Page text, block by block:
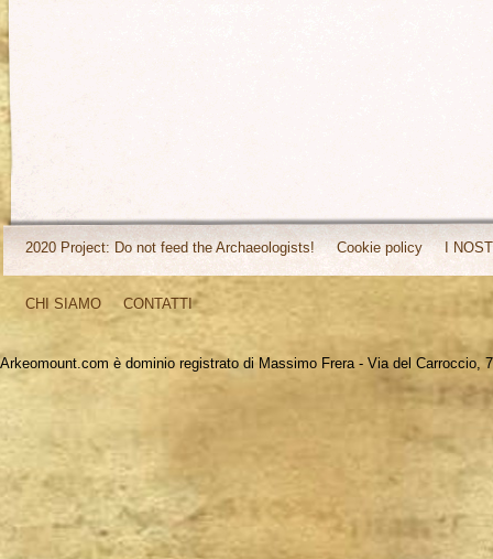
2020 Project: Do not feed the Archaeologists! Cookie policy I
CHI SIAMO CONTATTI
Arkeomount.com è dominio registrato di Massimo Frera - Via del